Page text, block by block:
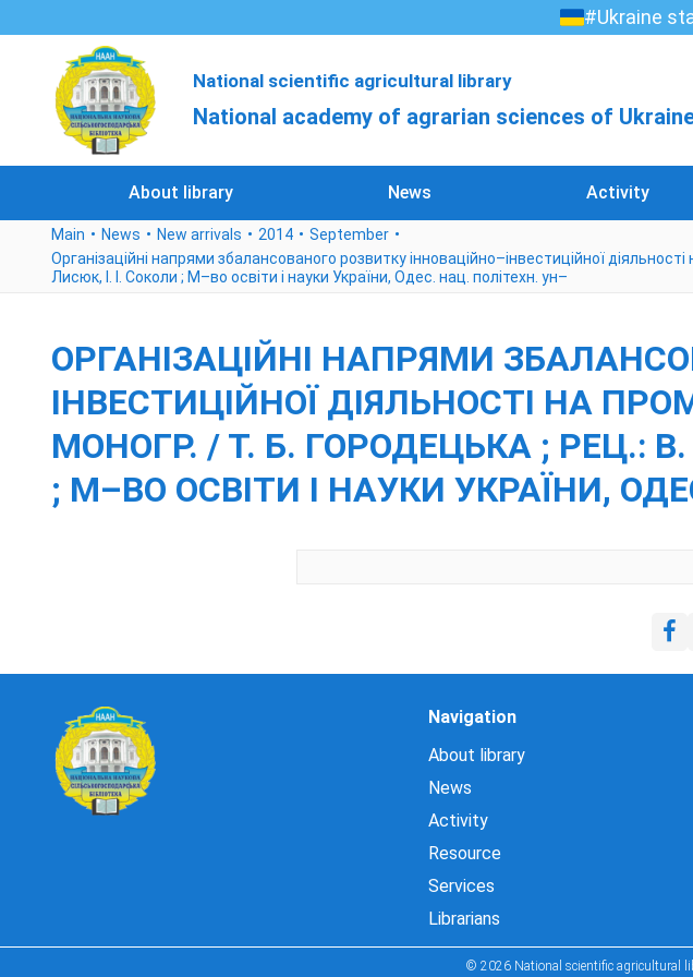
#Ukraine
National scientific agricultural library
National academy of agrarian sciences of
About library News Activity
Main News New arrivals 2014
September
Організаційні напрями збалансованого розвитку інноваційно–інвестиційної
Лисюк, І. І. Соколи ; М–во освіти і науки України, Одес. нац. політехн. ун–
ОРГАНІЗАЦІЙНІ НАПРЯМИ
ІНВЕСТИЦІЙНОЇ ДІЯЛЬНОСТІ НА
МОНОГР. / Т. Б. ГОРОДЕЦЬКА ; РЕЦ.:
; М–ВО ОСВІТИ І НАУКИ УКРАЇНИ,
Navigation
About library
News
Activity
Resource
Services
Librarians
© 2026 National scientific agricultural